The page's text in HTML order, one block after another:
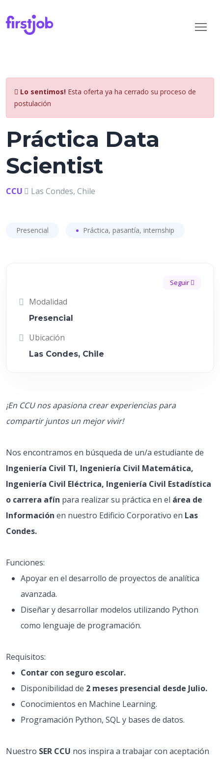
Lo sentimos! Esta oferta ya ha cerrado su proceso de
postulación
Práctica Data
Scientist
CCU Las Condes, Chile
Presencial Práctica, pasantía, internship
Seguir
Modalidad
Presencial
Ubicación
Las Condes, Chile
¡En CCU nos apasiona crear experiencias para
compartir juntos un mejor vivir!
Nos encontramos en búsqueda de un/a estudiante de
Ingeniería Civil TI, Ingeniería Civil Matemática,
Ingeniería Civil Eléctrica, Ingeniería Civil Estadística
o carrera afín para realizar su práctica en el área de
Información en nuestro Edificio Corporativo en Las
Condes.
Funciones:
Apoyar en el desarrollo de proyectos de analítica
avanzada.
Diseñar y desarrollar modelos utilizando Python
como lenguaje de programación.
Requisitos:
Contar con seguro escolar.
Disponibilidad de 2 meses presencial desde Julio.
Conocimientos en Machine Learning.
Programación Python, SQL y bases de datos.
Nuestro SER CCU nos inspira a trabajar con aceptación